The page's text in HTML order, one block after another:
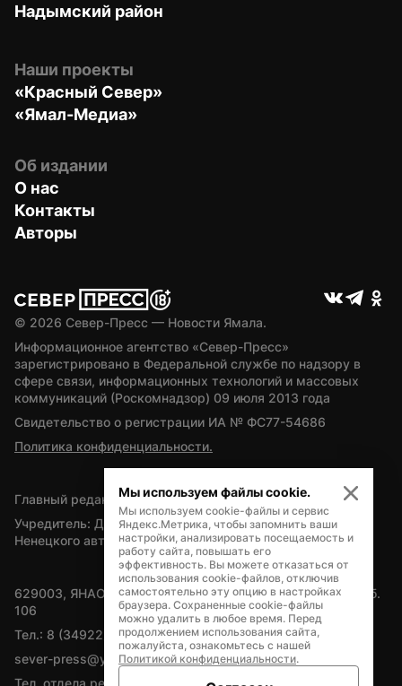
Надымский район
Наши проекты
«Красный Север»
«Ямал-Медиа»
Об издании
О нас
Контакты
Авторы
© 2026 Север-Пресс — Новости Ямала.
Информационное агентство «Север-Пресс»
зарегистрировано в Федеральной службе по надзору в
сфере связи, информационных технологий и массовых
коммуникаций (Роскомнадзор) 09 июля 2013 года
Свидетельство о регистрации ИА № ФС77-54686
Политика конфиденциальности.
Главный редактор — А.Л. Поздеев
Учредитель: Департамент внутренней политики Ямало-
Ненецкого автономного округа
629003, ЯНАО, Салехард, мкр. Богдана Кнунянца, д.1, каб.
106
Тел.: 8 (34922) 71262
sever-press@yamal-media.ru
Тел. отдела рекламы: 8 (34922) 42728
Мы используем файлы cookie.
Мы используем cookie-файлы и сервис
Яндекс.Метрика, чтобы запомнить ваши
настройки, анализировать посещаемость и
работу сайта, повышать его
эффективность. Вы можете отказаться от
использования cookie-файлов, отключив
самостоятельно эту опцию в настройках
браузера. Сохраненные cookie-файлы
можно удалить в любое время. Перед
продолжением использования сайта,
пожалуйста, ознакомьтесь с нашей
Политикой конфиденциальности.